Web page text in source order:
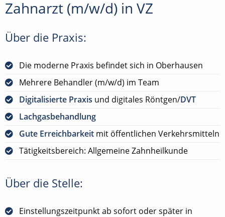
Zahnarzt (m/w/d) in VZ
Über die Praxis:
Die moderne Praxis befindet sich in Oberhausen
Mehrere Behandler (m/w/d) im Team
Digitalisierte Praxis und digitales Röntgen/DVT
Lachgasbehandlung
Gute Erreichbarkeit mit öffentlichen Verkehrsmitteln
Tätigkeitsbereich: Allgemeine Zahnheilkunde
Über die Stelle:
Einstellungszeitpunkt ab sofort oder später in